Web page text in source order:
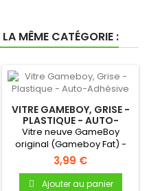
MÊME CATÉGORIE :
VITRE GAMEBOY, GRISE -
PLASTIQUE - AUTO-
ADHÉSIVE
Vitre neuve GameBoy
original (Gameboy Fat) -
Autocollante - Uniquement
pour...
3,99 €
Ajouter au panier